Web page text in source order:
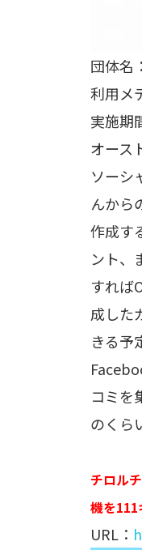
団体名
利用メ
実施期
オース
ソーシ
んから
作成す
ント、
すれば
成した
きる予
コミを
のくら
チロル
機を111
URL：